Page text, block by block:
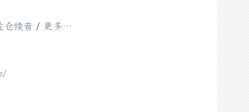
仓绫音 / 更多…